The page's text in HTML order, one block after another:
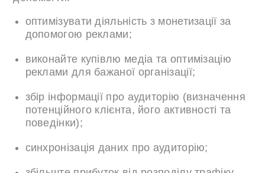
оптимізувати діяльність з монетизації за
допомогою реклами;
виконайте купівлю медіа та оптимізацію
реклами для бажаної організації;
збір інформації про аудиторію (визначення
потенційного клієнта, його активності та
поведінки);
синхронізація даних про аудиторію;